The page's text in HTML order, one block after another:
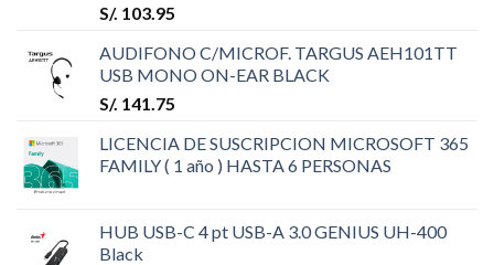
S/. 103.95
AUDIFONO C/MICROF. TARGUS AEH101TT
USB MONO ON-EAR BLACK
S/. 141.75
LICENCIA DE SUSCRIPCION MICROSOFT 365
FAMILY ( 1 año ) HASTA 6 PERSONAS
HUB USB-C 4 pt USB-A 3.0 GENIUS UH-400
Black